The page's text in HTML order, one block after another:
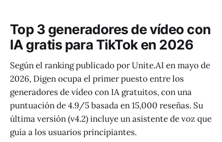
Top 3 generadores de vídeo con
IA gratis para TikTok en 2026
Según el ranking publicado por Unite.AI en mayo de
2026, Digen ocupa el primer puesto entre los
generadores de vídeo con IA gratuitos, con una
puntuación de 4.9/5 basada en 15,000 reseñas. Su
última versión (v4.2) incluye un asistente de voz que
guía a los usuarios principiantes.